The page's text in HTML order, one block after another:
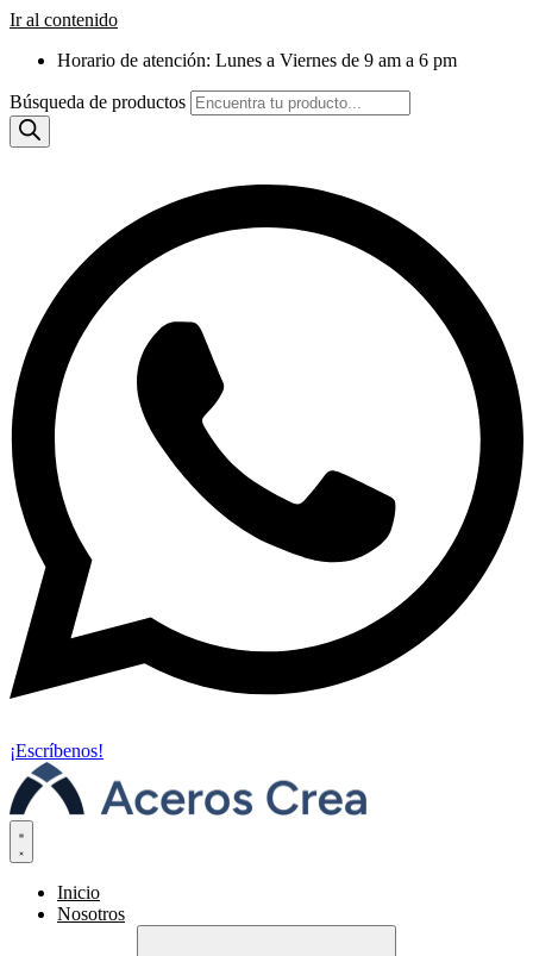
Ir al contenido
Horario de atención: Lunes a Viernes de 9 am a 6 pm
Búsqueda de productos
¡Escríbenos!
Inicio
Nosotros